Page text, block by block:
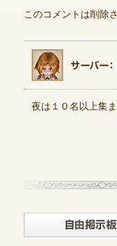
このコメントは削除
夜は１０名以上集